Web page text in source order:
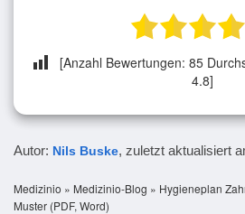
[Anzahl Bewertungen: 85
4.8]
Autor: Nils Buske, zuletzt aktualisiert
Medizinio » Medizinio-Blog » Hygieneplan
Muster (PDF, Word)